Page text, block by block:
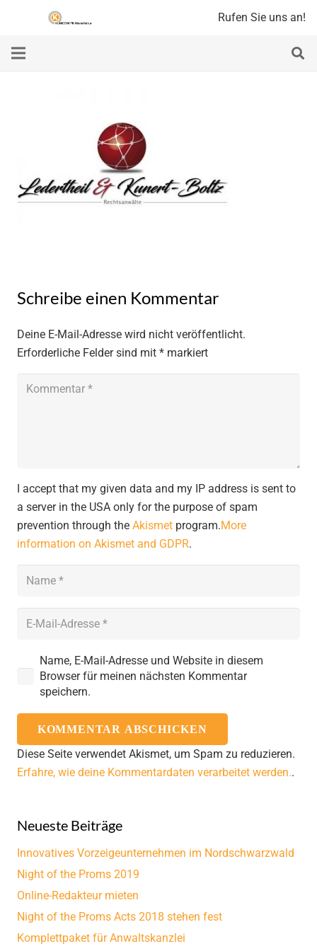
Rufen Sie uns an!
Schreibe einen Kommentar
Deine E-Mail-Adresse wird nicht veröffentlicht.
Erforderliche Felder sind mit * markiert
I accept that my given data and my IP address is sent to
a server in the USA only for the purpose of spam
prevention through the Akismet program.More
information on Akismet and GDPR.
Name, E-Mail-Adresse und Website in diesem
Browser für meinen nächsten Kommentar
speichern.
KOMMENTAR ABSCHICKEN
Diese Seite verwendet Akismet, um Spam zu reduzieren.
Erfahre, wie deine Kommentardaten verarbeitet werden..
Neueste Beiträge
Innovatives Vorzeigeunternehmen im Nordschwarzwald
Night of the Proms 2019
Online-Redakteur mieten
Night of the Proms Acts 2018 stehen fest
Komplettpaket für Anwaltskanzlei